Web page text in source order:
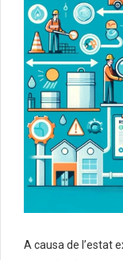
A causa de l’estat